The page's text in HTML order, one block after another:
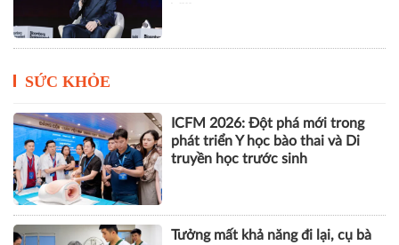
SỨC KHỎE
ICFM 2026: Đột phá mới trong
phát triển Y học bào thai và Di
truyền học trước sinh
Tưởng mất khả năng đi lại, cụ bà